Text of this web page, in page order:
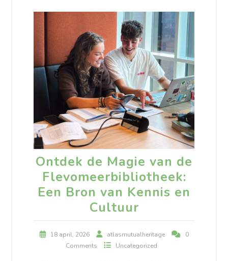
Ontdek de Magie van de
Flevomeerbibliotheek:
Een Bron van Kennis en
Cultuur
18 april, 2026 atlasmutualheritage
0
Comments
Uncategorized